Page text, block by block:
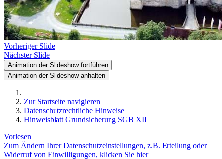
Vorheriger Slide
Nächster Slide
Animation der Slideshow fortführen
Animation der Slideshow anhalten
Zur Startseite navigieren
Datenschutzrechtliche Hinweise
Hinweisblatt Grundsicherung SGB XII
Vorlesen
Zum Ändern Ihrer Datenschutzeinstellungen, z.B. Erteilung oder
Widerruf von Einwilligungen, klicken Sie hier